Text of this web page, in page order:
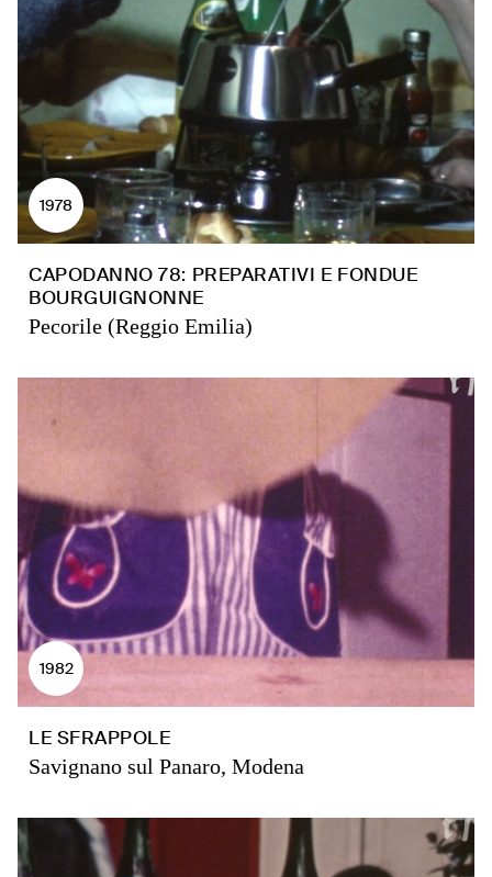
1978
CAPODANNO 78: PREPARATIVI E FONDUE
BOURGUIGNONNE
Pecorile (Reggio Emilia)
1982
LE SFRAPPOLE
Savignano sul Panaro, Modena